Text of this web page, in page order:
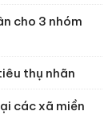
cho 3 nhóm
thụ nhãn
các xã miền